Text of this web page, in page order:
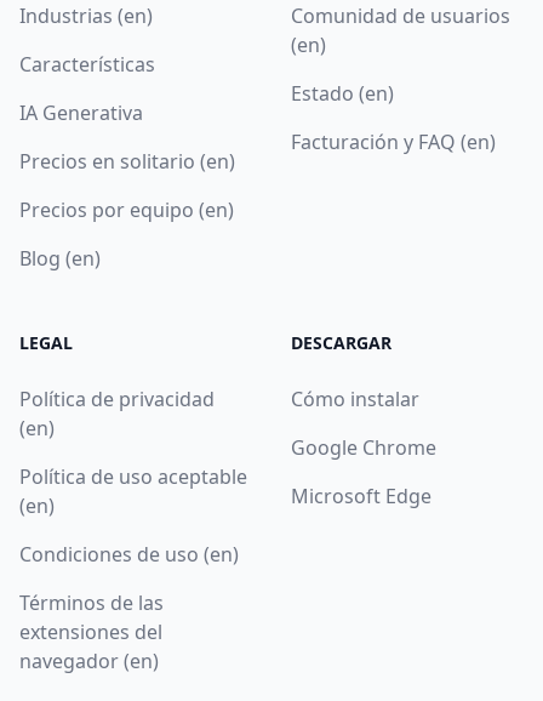
Industrias (en)
Características
IA Generativa
Precios en solitario (en)
Precios por equipo (en)
Blog (en)
Comunidad de usuarios
(en)
Estado (en)
Facturación y FAQ (en)
LEGAL
Política de privacidad
(en)
Política de uso aceptable
(en)
Condiciones de uso (en)
Términos de las
extensiones del
navegador (en)
DESCARGAR
Cómo instalar
Google Chrome
Microsoft Edge